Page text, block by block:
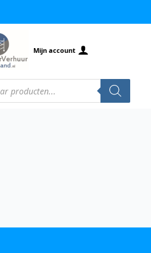
Mijn account